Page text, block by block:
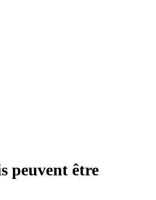
peuvent être